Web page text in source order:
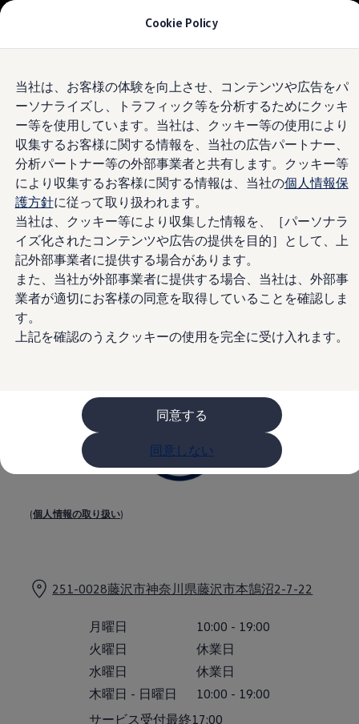
Cookie Policy
当社は、お客様の体験を向上させ、コンテンツや広告をパ
ーソナライズし、トラフィック等を分析するためにクッキ
ー等を使用しています。当社は、クッキー等の使用により
収集するお客様に関する情報を、当社の広告パートナー、
分析パートナー等の外部事業者と共有します。クッキー等
により収集するお客様に関する情報は、当社の個人情報保
護方針に従って取り扱われます。
当社は、クッキー等により収集した情報を、［パーソナラ
イズ化されたコンテンツや広告の提供を目的］として、上
記外部事業者に提供する場合があります。
また、当社が外部事業者に提供する場合、当社は、外部事
業者が適切にお客様の同意を取得していることを確認しま
す。
上記を確認のうえクッキーの使用を完全に受け入れます。
同意する
同意しない
main
content
to
footer
モデル＆見積りシミュレーション
セーフティ マイスター
ID. Buzz
T-Cross
Tiguan
Golf
Golf GTI
Golf R
Golf Variant
Golf R Variant
Passat
ID.4
Polo
Polo GTI
Golf Touran
T-Roc
T-Roc R
フォルクスワーゲンマガジン
キャンペーン/イベント
レビュー動画
オファー
Golf お乗り換えを10万円補助
Tiguan 購入後、5年間の安心サポートが無償
Golf Variant お乗り換えを10万円補助
Volkswagenアンバサダープログラム
ファイナンシャルサービス
フォルクスワーゲン自動車保険プラス
Volkswagen Card
カスタマーポータル 登録・ログイン
Match Maker 登録・ログイン
補助金・エコカー優遇制度
ID.4
Golf
Golf Variant
ID. Buzz
アフターサービス
Volkswagen湘南鵠沼
4.8|326 レビュー
(個人情報の取り扱い)
251-0028藤沢市神奈川県藤沢市本鵠沼2-7-22
月曜日 10:00 - 19:00
火曜日
休業日
水曜日
休業日
木曜日 - 日曜日 10:00 - 19:00
サービス受付最終17:00